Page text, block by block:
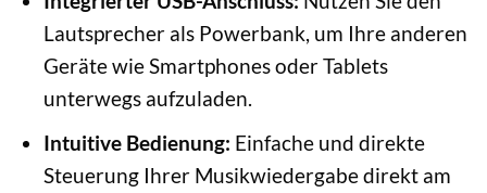
Lautsprecher als Powerbank, um Ihre anderen
Geräte wie Smartphones oder Tablets
unterwegs aufzuladen.
Intuitive Bedienung: Einfache und direkte
Steuerung Ihrer Musikwiedergabe direkt am